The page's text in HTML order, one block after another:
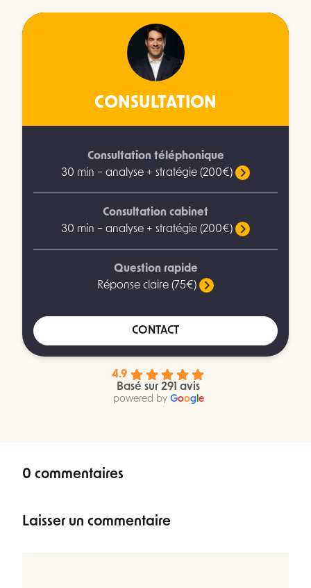
CONSULTATION
Consultation téléphonique
30 min – analyse + stratégie (200€)
Consultation cabinet
30 min – analyse + stratégie (200€)
Question rapide
Réponse claire (75€)
CONTACT
4.9
Basé sur 291 avis
powered by Googl e
0 commentaires
Laisser un commentaire